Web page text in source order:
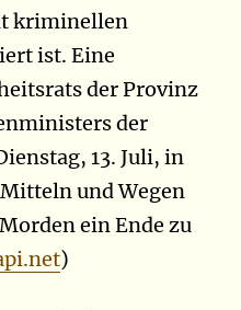
kriminellen
ist. Eine
der Provinz
der
13. Juli, in
und Wegen
ein Ende zu
)